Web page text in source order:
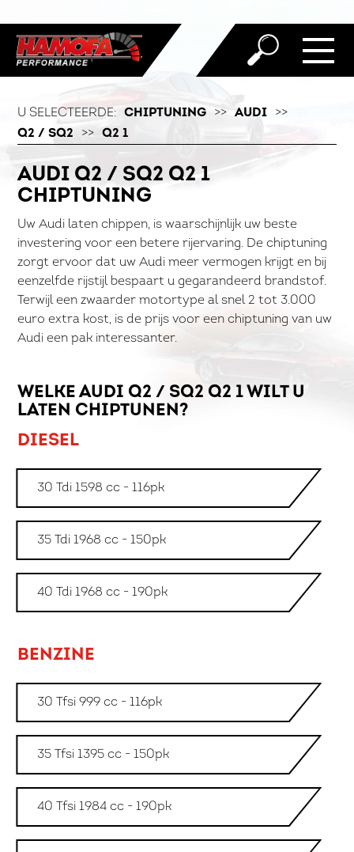
U SELECTEERDE: CHIPTUNING >> AUDI
>>
Q2 / SQ2
>> Q2 1
AUDI Q2 / SQ2 Q2 1
CHIPTUNING
Uw Audi laten chippen, is waarschijnlijk uw beste
investering voor een betere rijervaring. De chiptuning
zorgt ervoor dat uw Audi meer vermogen krijgt en bij
eenzelfde rijstijl bespaart u gegarandeerd brandstof.
Terwijl een zwaarder motortype al snel 2 tot 3.000
euro extra kost, is de prijs voor een chiptuning van uw
Audi een pak interessanter.
WELKE AUDI Q2 / SQ2 Q2 1 WILT U
LATEN CHIPTUNEN?
DIESEL
30 Tdi 1598 cc - 116pk
35 Tdi 1968 cc - 150pk
40 Tdi 1968 cc - 190pk
BENZINE
30 Tfsi 999 cc - 116pk
35 Tfsi 1395 cc - 150pk
40 Tfsi 1984 cc - 190pk